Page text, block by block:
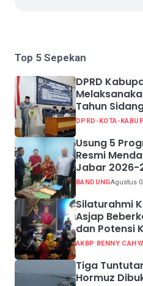
Top 5 Sepekan
DPRD
Tahun
DPRD-KOTA-
Usung 5
Resmi
Jabar 2026-
BANDUNGAgustus
Silaturahmi
Asjap
dan Potensi
AKBP BENNY
Tiga
Hormuz